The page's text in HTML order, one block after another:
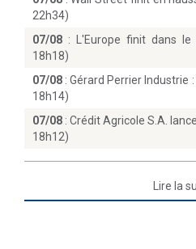
22h34)
07/08 :
L'Europe finit dans
18h18)
07/08 :Gérard Perrier Industrie
18h14)
07/08 : Crédit Agricole S.A.
18h12)
Lire la